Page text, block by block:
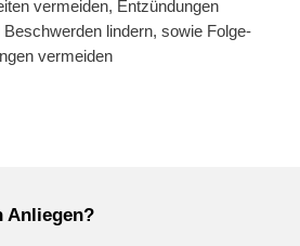
vermeiden, Entzündungen
lindern, sowie Folge-
vermeiden
Anliegen?